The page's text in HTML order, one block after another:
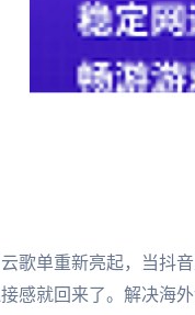
歌单重新亮起，当抖
感就回来了。解决海